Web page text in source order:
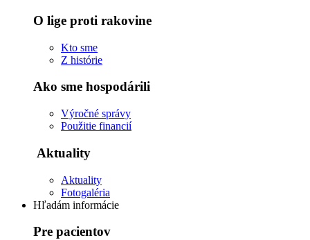
O lige proti rakovine
Kto sme
Z histórie
Ako sme hospodárili
Výročné správy
Použitie financií
Aktuality
Aktuality
Fotogaléria
Hľadám informácie
Pre pacientov